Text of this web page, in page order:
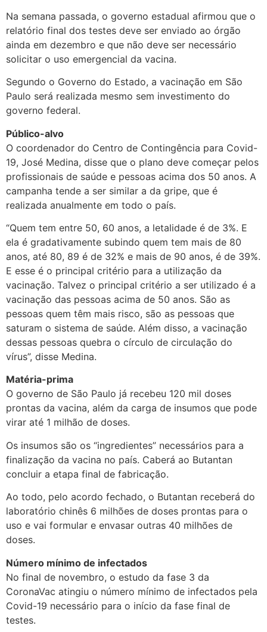
Na semana passada, o governo estadual afirmou que o
relatório final dos testes deve ser enviado ao órgão
ainda em dezembro e que não deve ser necessário
solicitar o uso emergencial da vacina.
Segundo o Governo do Estado, a vacinação em São
Paulo será realizada mesmo sem investimento do
governo federal.
Público-alvo
O coordenador do Centro de Contingência para Covid-
19, José Medina, disse que o plano deve começar pelos
profissionais de saúde e pessoas acima dos 50 anos. A
campanha tende a ser similar a da gripe, que é
realizada anualmente em todo o país.
“Quem tem entre 50, 60 anos, a letalidade é de 3%. E
ela é gradativamente subindo quem tem mais de 80
anos, até 80, 89 é de 32% e mais de 90 anos, é de 39%.
E esse é o principal critério para a utilização da
vacinação. Talvez o principal critério a ser utilizado é a
vacinação das pessoas acima de 50 anos. São as
pessoas quem têm mais risco, são as pessoas que
saturam o sistema de saúde. Além disso, a vacinação
dessas pessoas quebra o círculo de circulação do
vírus”, disse Medina.
Matéria-prima
O governo de São Paulo já recebeu 120 mil doses
prontas da vacina, além da carga de insumos que pode
virar até 1 milhão de doses.
Os insumos são os “ingredientes” necessários para a
finalização da vacina no país. Caberá ao Butantan
concluir a etapa final de fabricação.
Ao todo, pelo acordo fechado, o Butantan receberá do
laboratório chinês 6 milhões de doses prontas para o
uso e vai formular e envasar outras 40 milhões de
doses.
Número mínimo de infectados
No final de novembro, o estudo da fase 3 da
CoronaVac atingiu o número mínimo de infectados pela
Covid-19 necessário para o início da fase final de
testes.